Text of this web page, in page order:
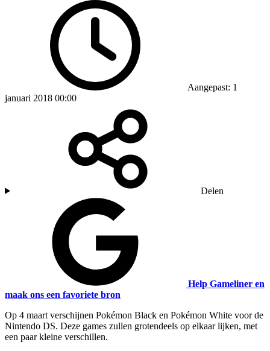
Aangepast: 1
januari 2018 00:00
Delen
Help Gameliner en
maak ons een favoriete bron
Op 4 maart verschijnen Pokémon Black en Pokémon White voor de
Nintendo DS. Deze games zullen grotendeels op elkaar lijken, met
een paar kleine verschillen.